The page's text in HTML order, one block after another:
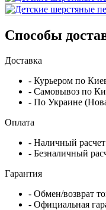
Способы
Доставка
- Курьером по
- Самовывоз по
- По Украине
Оплата
- Наличный расчет
- Безналичный
Гарантия
- Обмен/возврат
- Официальная